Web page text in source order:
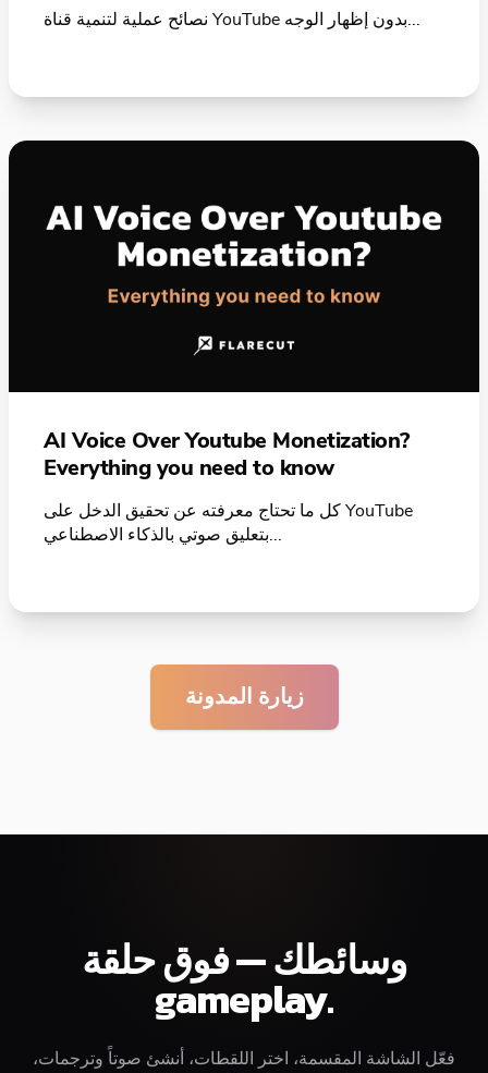
نصائح عملية لتنمية قناة YouTube بدون إظهار الوجه...
AI Voice Over Youtube Monetization?
Everything you need to know
كل ما تحتاج معرفته عن تحقيق الدخل على YouTube
بتعليق صوتي بالذكاء الاصطناعي...
زيارة المدونة
وسائطك — فوق حلقة
gameplay.
فعّل الشاشة المقسمة، اختر اللقطات، أنشئ صوتاً وترجمات،